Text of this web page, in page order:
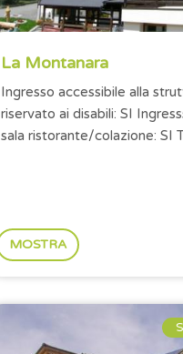
La Montanara
Ingresso accessibile alla struttura: SI
riservato ai disabili: SI Ingressso accessibile alla
sala ristorante/colazione: SI Tavoli sala ristorante
MOSTRA